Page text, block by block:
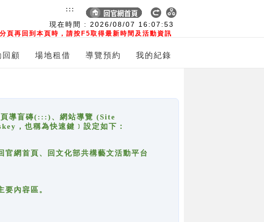
現在時間 : 2026/08/07 16:07:53
頁再回到本頁時，請按F5取得最新時間及活動資訊
:::
回顧 場地租借 導覽預約 我的紀錄
頁導盲磚(:::)、網站導覽 (Site
，也稱為快速鍵﹞設定如下：
首頁、回文化部共構藝文活動平台
內容區。